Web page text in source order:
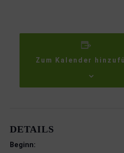
Zum Kalender
DETAILS
Beginn: